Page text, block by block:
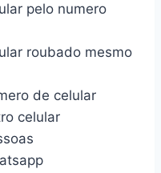
pelo numero
roubado mesmo
de celular
celular